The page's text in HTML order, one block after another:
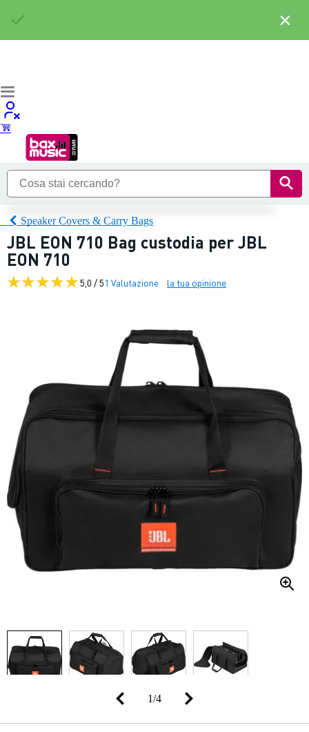
Speaker Covers & Carry Bags
JBL EON 710 Bag custodia per JBL
EON 710
5,0 / 51 Valutazione la tua opinione
1/4
×